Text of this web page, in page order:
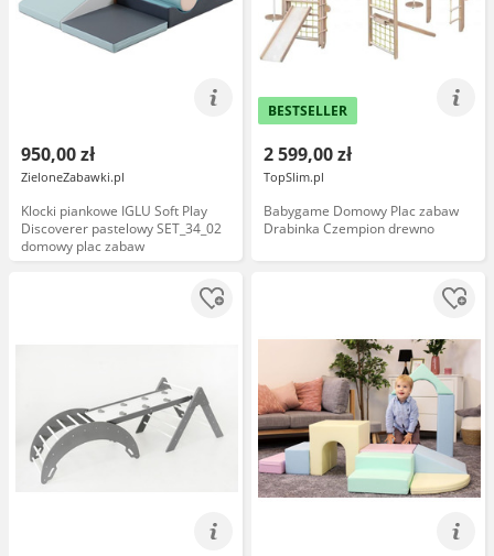
950,00 zł
ZieloneZabawki.pl
Klocki piankowe IGLU Soft Play
Discoverer pastelowy SET_34_02
domowy plac zabaw
BESTSELLER
2 599,00 zł
TopSlim.pl
Babygame Domowy Plac zabaw
Drabinka Czempion drewno